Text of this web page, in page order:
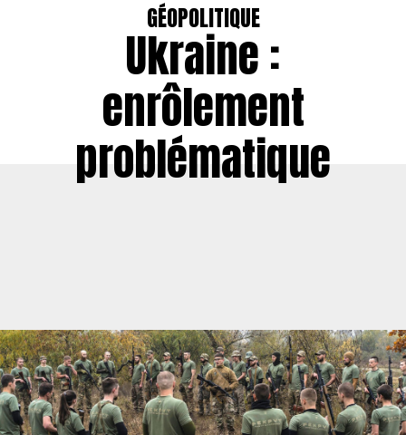
GÉOPOLITIQUE
Ukraine :
enrôlement
problématique